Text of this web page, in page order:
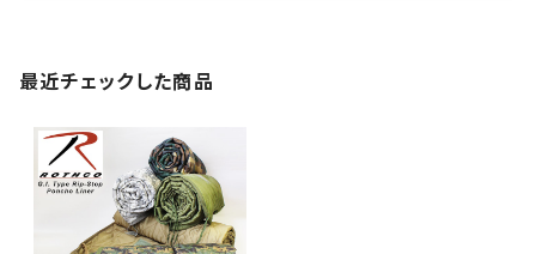
最近チェックした商品